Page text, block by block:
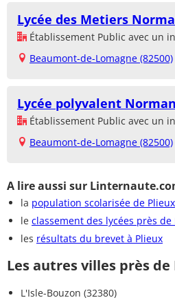
Lycée des Metiers
Établissement Public avec un
Beaumont-de-Lomagne (82500)
Lycée polyvalent
Établissement Public avec un
Beaumont-de-Lomagne (82500)
A lire aussi sur
la population scolarisée de Plieux
le classement des lycées près de
les résultats du brevet à Plieux
Les autres villes près de
L'Isle-Bouzon (32380)